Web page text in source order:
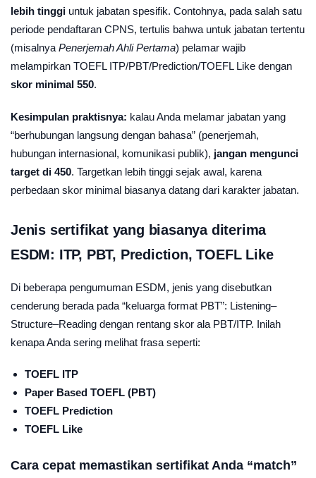
lebih tinggi untuk jabatan spesifik. Contohnya, pada salah satu
periode pendaftaran CPNS, tertulis bahwa untuk jabatan tertentu
(misalnya Penerjemah Ahli Pertama) pelamar wajib
melampirkan TOEFL ITP/PBT/Prediction/TOEFL Like dengan
skor minimal 550.
Kesimpulan praktisnya: kalau Anda melamar jabatan yang
“berhubungan langsung dengan bahasa” (penerjemah,
hubungan internasional, komunikasi publik), jangan mengunci
target di 450. Targetkan lebih tinggi sejak awal, karena
perbedaan skor minimal biasanya datang dari karakter jabatan.
Jenis sertifikat yang biasanya diterima
ESDM: ITP, PBT, Prediction, TOEFL Like
Di beberapa pengumuman ESDM, jenis yang disebutkan
cenderung berada pada “keluarga format PBT”: Listening–
Structure–Reading dengan rentang skor ala PBT/ITP. Inilah
kenapa Anda sering melihat frasa seperti:
TOEFL ITP
Paper Based TOEFL (PBT)
TOEFL Prediction
TOEFL Like
Cara cepat memastikan sertifikat Anda “match”